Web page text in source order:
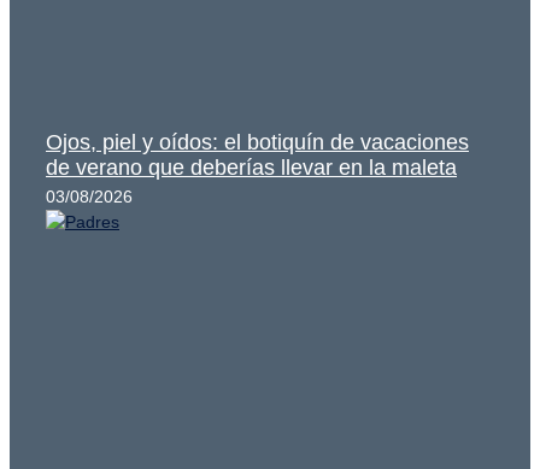
Ojos, piel y oídos: el botiquín de vacaciones
de verano que deberías llevar en la maleta
03/08/2026